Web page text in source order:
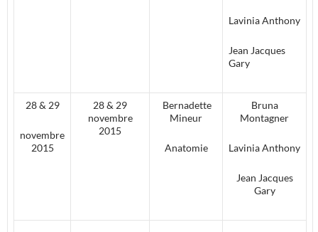
Lavinia Anthony
Jean Jacques
Gary
28 & 29
novembre
2015
28 & 29
novembre
2015
Bernadette
Mineur
Anatomie
Bruna
Montagner
Lavinia Anthony
Jean Jacques
Gary